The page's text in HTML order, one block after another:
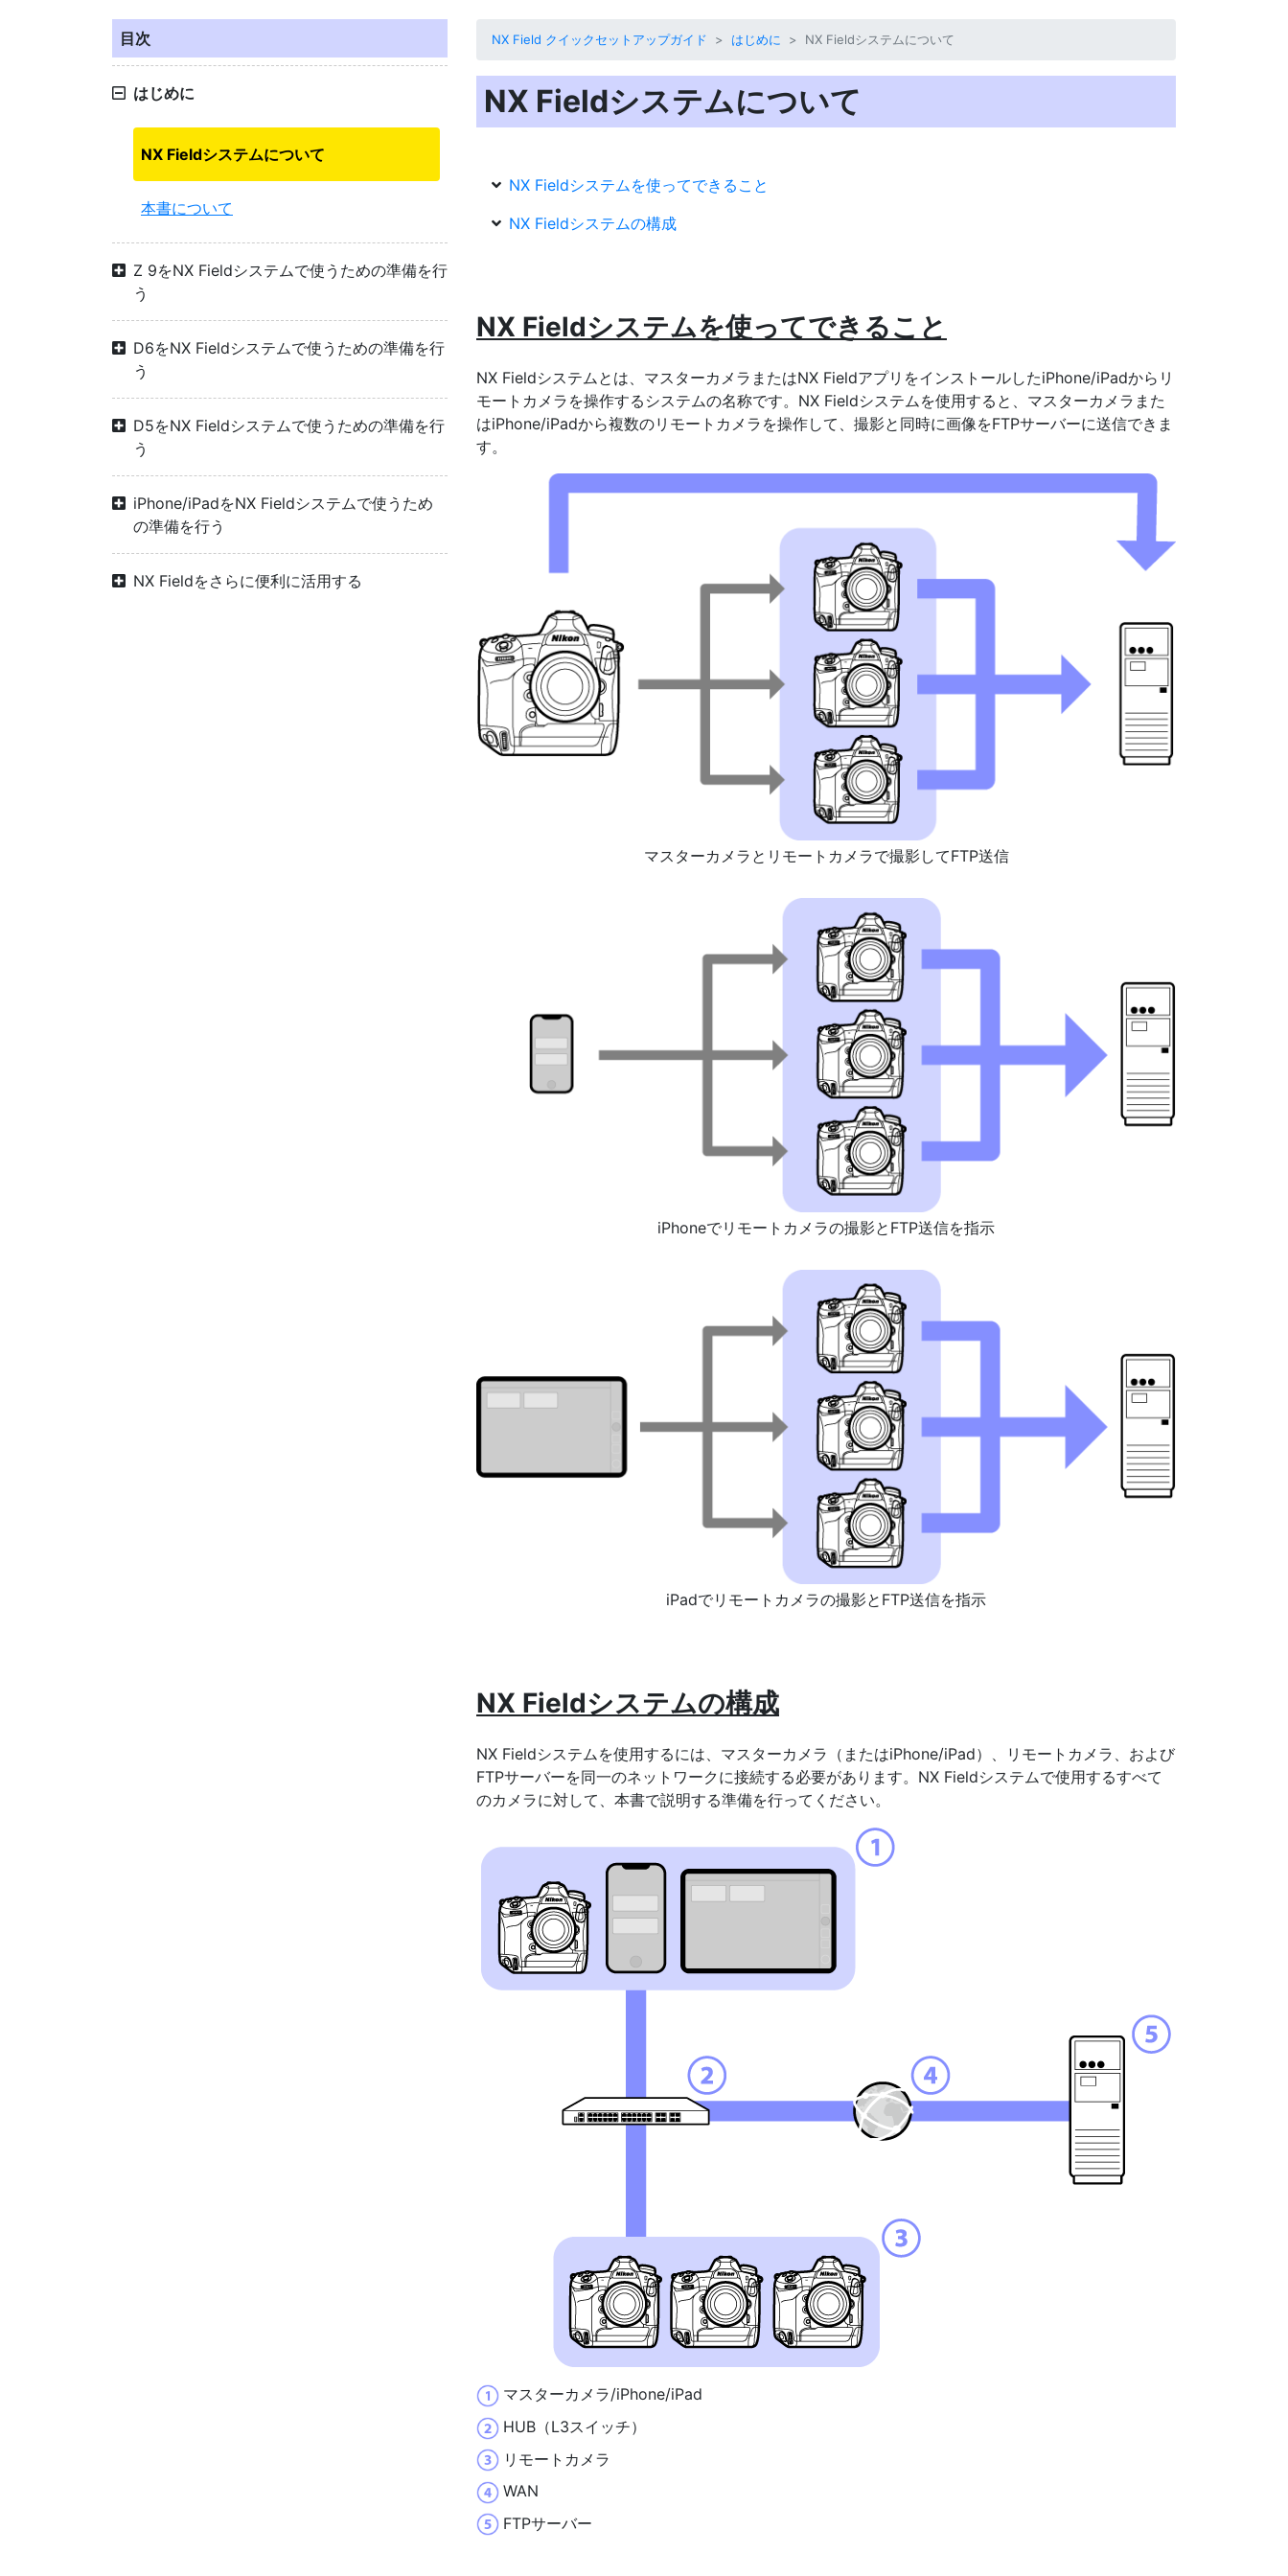
目次
はじめに
NX Fieldシステムについて
本書について
Z 9をNX Fieldシステムで使うための準備を行
う
D6をNX Fieldシステムで使うための準備を行
う
D5をNX Fieldシステムで使うための準備を行
う
iPhone/iPadをNX Fieldシステムで使うため
の準備を行う
NX Fieldをさらに便利に活用する
NX Field クイックセットアップガイド はじめに NX Fieldシステムについて
NX Fieldシステムについて
NX Fieldシステムを使ってできること
NX Fieldシステムの構成
NX Fieldシステムを使ってできること
NX Fieldシステムとは、マスターカメラまたはNX FieldアプリをインストールしたiPhone/iPadからリ
モートカメラを操作するシステムの名称です。NX Fieldシステムを使用すると、マスターカメラまた
はiPhone/iPadから複数のリモートカメラを操作して、撮影と同時に画像をFTPサーバーに送信できま
す。
マスターカメラとリモートカメラで撮影してFTP送信
iPhoneでリモートカメラの撮影とFTP送信を指示
iPadでリモートカメラの撮影とFTP送信を指示
NX Fieldシステムの構成
NX Fieldシステムを使用するには、マスターカメラ（またはiPhone/iPad）、リモートカメラ、および
FTPサーバーを同一のネットワークに接続する必要があります。NX Fieldシステムで使用するすべて
のカメラに対して、本書で説明する準備を行ってください。
マスターカメラ/iPhone/iPad
HUB（L3スイッチ）
リモートカメラ
WAN
FTPサーバー